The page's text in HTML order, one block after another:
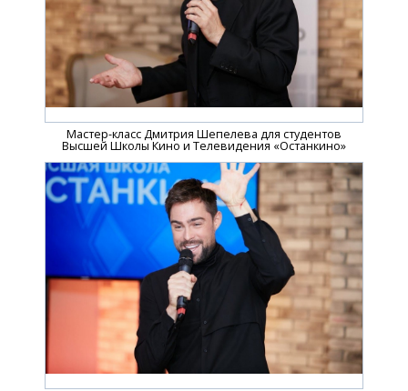
Мастер-класс Дмитрия Шепелева для студентов
Высшей Школы Кино и Телевидения «Останкино»